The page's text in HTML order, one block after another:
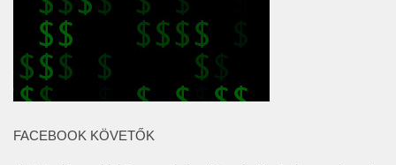
FACEBOOK KÖVETŐK